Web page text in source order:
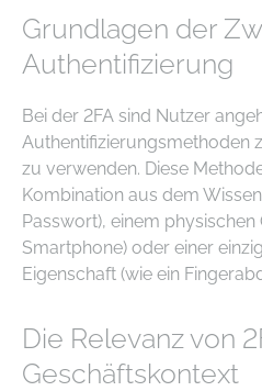
Grundlagen der
Authentifizierung
Bei der 2FA sind Nutzer
Authentifizierungsmethoden
zu verwenden. Diese
Kombination aus dem
Passwort), einem
Smartphone) oder einer
Eigenschaft (wie ein
Die Relevanz von
Geschäftskontext